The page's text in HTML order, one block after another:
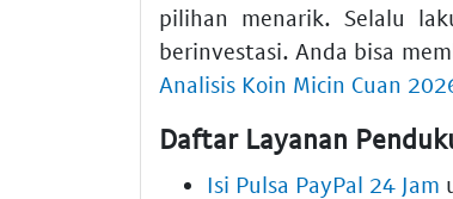
pilihan menarik. Selalu
berinvestasi. Anda bisa
Analisis Koin Micin Cuan
Daftar Layanan
Isi Pulsa PayPal 24 Jam